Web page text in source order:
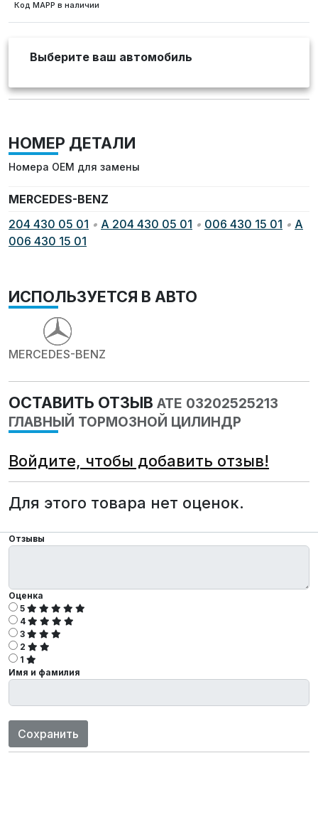
Код MAPP в наличии
Выберите ваш автомобиль
НОМЕР ДЕТАЛИ
Номера OEM для замены
MERCEDES-BENZ
204 430 05 01 • A 204 430 05 01 • 006 430 15 01 • A
006 430 15 01
ИСПОЛЬЗУЕТСЯ В АВТО
MERCEDES-BENZ
ОСТАВИТЬ ОТЗЫВ ATE 03202525213
ГЛАВНЫЙ ТОРМОЗНОЙ ЦИЛИНДР
Войдите, чтобы добавить отзыв!
Для этого товара нет оценок.
Отзывы
Оценка
5
4
3
2
1
Имя и фамилия
Сохранить